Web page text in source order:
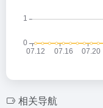
相关导航